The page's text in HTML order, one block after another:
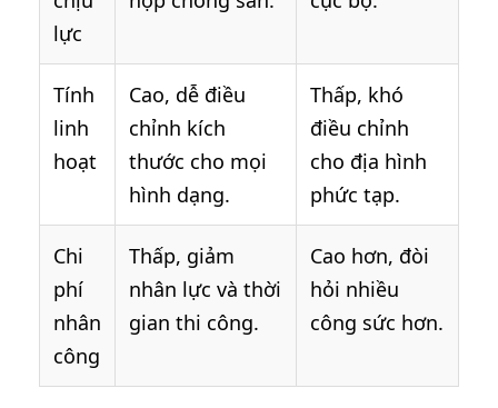
lực
Tính
linh
hoạt
Cao, dễ điều
chỉnh kích
thước cho mọi
hình dạng.
Thấp, khó
điều chỉnh
cho địa hình
phức tạp.
Chi
phí
nhân
công
Thấp, giảm
nhân lực và thời
gian thi công.
Cao hơn, đòi
hỏi nhiều
công sức hơn.